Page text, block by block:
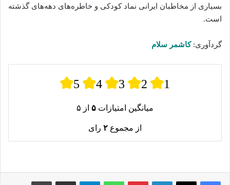
بسیاری از مخاطبان ایرانی نماد کودکی و خاطره‌های دهه‌های گذشته
است.
گردآوری:کاشمر سلام
5 4 3 2 1
میانگین امتیازات ۵ از ۵
از مجموع ۲ رای
لینکدین پینترستواتس آپ تلگرام اشتراک گذاری از طریق ایمیل چاپ